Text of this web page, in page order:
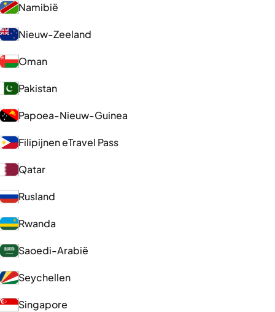
Namibië
Nieuw-Zeeland
Oman
Pakistan
Papoea-Nieuw-Guinea
Filipijnen eTravel Pass
Qatar
Rusland
Rwanda
Saoedi-Arabië
Seychellen
Singapore